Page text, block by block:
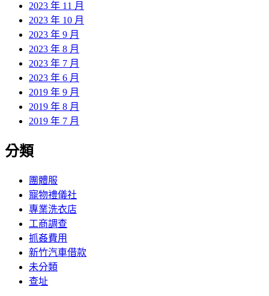
2023 年 11 月
2023 年 10 月
2023 年 9 月
2023 年 8 月
2023 年 7 月
2023 年 6 月
2019 年 9 月
2019 年 8 月
2019 年 7 月
分類
團體服
寵物禮儀社
專業洗衣店
工商調查
抓姦費用
新竹汽車借款
未分類
查址